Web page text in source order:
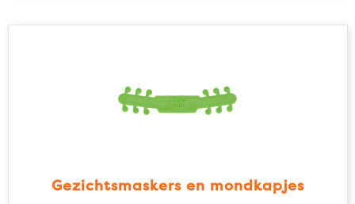
Gezichtsmaskers en mondkapjes